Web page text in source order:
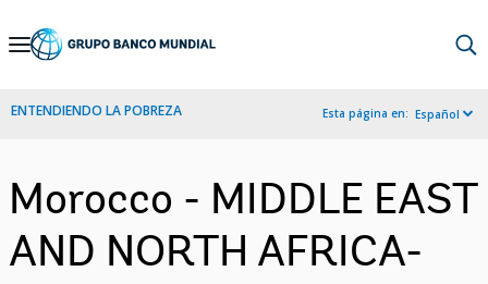
Skip
Navigation
ENTENDIENDO LA POBREZA Esta página en: Español
Morocco - MIDDLE EAST
AND NORTH AFRICA-